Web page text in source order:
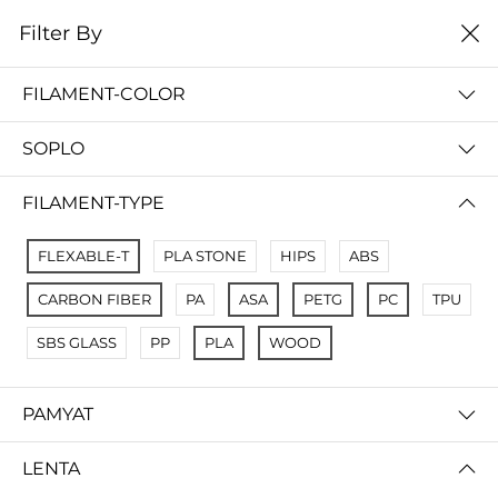
0
No Results
Not Found Filters1
Not Found Filters2
Filter By
FILAMENT-COLOR
SOPLO
FILAMENT-TYPE
FLEXABLE-T PLA STONE HIPS ABS
CARBON FIBER PA ASA PETG PC TPU
SBS GLASS PP PLA WOOD
PAMYAT
LENTA